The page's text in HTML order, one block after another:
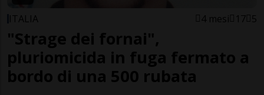
ITALIA 4 mesi 17 5
"Strage dei fornai",
pluriomicida in fuga fermato a
bordo di una 500 rubata